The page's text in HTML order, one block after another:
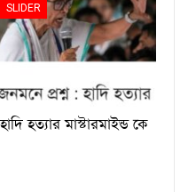
SLIDER
হাদি হত্যার মাস্টারমাইন্ড কে